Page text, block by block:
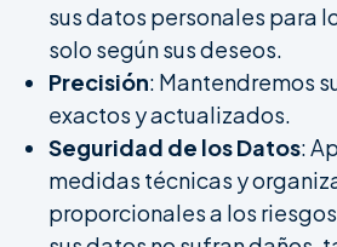
sus datos personales para
solo según sus deseos.
Precisión: Mantendremos
exactos y actualizados.
Seguridad de los Datos:
medidas técnicas y
proporcionales a los